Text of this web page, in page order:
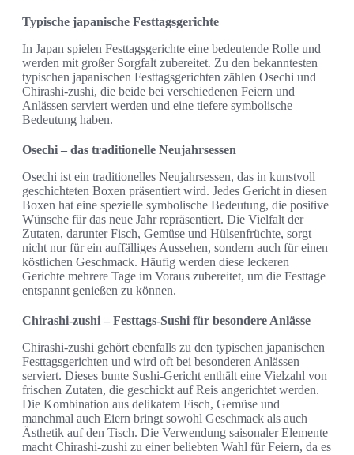
Typische japanische Festtagsgerichte
In Japan spielen Festtagsgerichte eine bedeutende Rolle und
werden mit großer Sorgfalt zubereitet. Zu den bekanntesten
typischen japanischen Festtagsgerichten zählen Osechi und
Chirashi-zushi, die beide bei verschiedenen Feiern und
Anlässen serviert werden und eine tiefere symbolische
Bedeutung haben.
Osechi – das traditionelle Neujahrsessen
Osechi ist ein traditionelles Neujahrsessen, das in kunstvoll
geschichteten Boxen präsentiert wird. Jedes Gericht in diesen
Boxen hat eine spezielle symbolische Bedeutung, die positive
Wünsche für das neue Jahr repräsentiert. Die Vielfalt der
Zutaten, darunter Fisch, Gemüse und Hülsenfrüchte, sorgt
nicht nur für ein auffälliges Aussehen, sondern auch für einen
köstlichen Geschmack. Häufig werden diese leckeren
Gerichte mehrere Tage im Voraus zubereitet, um die Festtage
entspannt genießen zu können.
Chirashi-zushi – Festtags-Sushi für besondere Anlässe
Chirashi-zushi gehört ebenfalls zu den typischen japanischen
Festtagsgerichten und wird oft bei besonderen Anlässen
serviert. Dieses bunte Sushi-Gericht enthält eine Vielzahl von
frischen Zutaten, die geschickt auf Reis angerichtet werden.
Die Kombination aus delikatem Fisch, Gemüse und
manchmal auch Eiern bringt sowohl Geschmack als auch
Ästhetik auf den Tisch. Die Verwendung saisonaler Elemente
macht Chirashi-zushi zu einer beliebten Wahl für Feiern, da es